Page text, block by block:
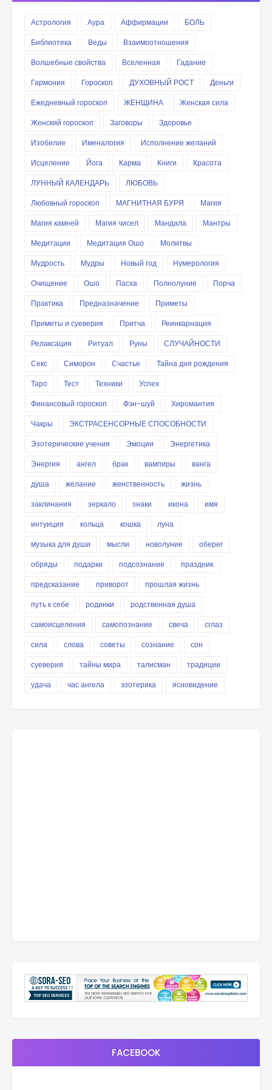
Астрология Аура Аффирмации
БОЛЬ
Библиотека
Веды
Взаимоотношения
Волшебные свойства
Вселенная
Гадание
Гармония
Гороскоп ДУХОВНЫЙ РОСТ
Деньги
Ежедневный гороскоп
ЖЕНЩИНА
Женская сила
Женский гороскоп
Заговоры
Здоровье
Изобилие
Именалогия
Исполнение желаний
Исцеление
Йога Карма Книги
Красота
ЛУННЫЙ КАЛЕНДАРЬ
ЛЮБОВЬ
Любовный гороскоп
МАГНИТНАЯ БУРЯ
Магия
Магия камней
Магия чисел Мандала
Мантры
Медитации
Медитация Ошо
Молитвы
Мудрость
Мудры Новый год
Нумерология
Очищение
Ошо Пасха Полнолуние
Порча
Практика
Предназначение
Приметы
Приметы и суеверия
Притча
Реинкарнация
Релаксация
Ритуал Руны
СЛУЧАЙНОСТИ
Секс
Симорон Счастье
Тайна дня рождения
Таро
Тест Техники
Успех
Финансовый гороскоп
Фэн-шуй
Хиромантия
Чакры
ЭКСТРАСЕНСОРНЫЕ СПОСОБНОСТИ
Эзотерические учения
Эмоции
Энергетика
Энергия
ангел брак вампиры
ванга
душа
желание женственность
жизнь
заклинания
зеркало знаки икона
имя
интуиция
кольца кошка
луна
музыка для души
мысли новолуние
оберег
обряды
подарки подсознание
праздник
предсказание
приворот
прошлая жизнь
путь к себе
родинки
родственная душа
самоисцеления
самопознание свеча
сглаз
сила
слова советы сознание
сон
суеверия
тайны мира талисман
традиции
удача
час ангела эзотерика ясновидение
FACEBOOK